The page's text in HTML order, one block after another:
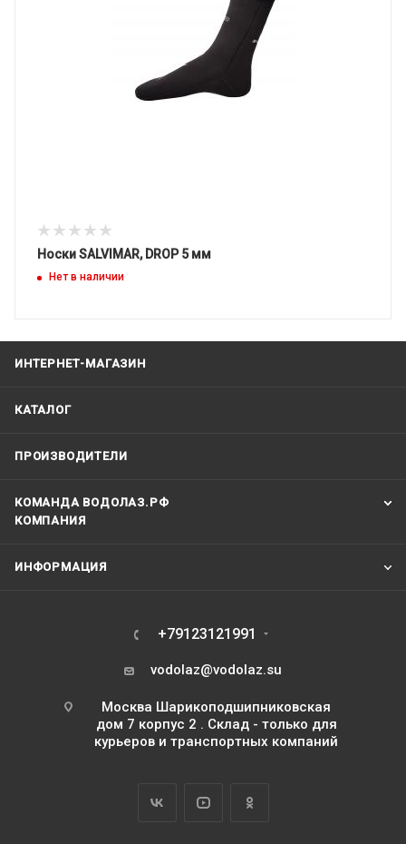
Носки SALVIMAR, DROP 5 мм
Нет в наличии
ИНТЕРНЕТ-МАГАЗИН
КАТАЛОГ
ПРОИЗВОДИТЕЛИ
КОМАНДА ВОДОЛАЗ.РФ
КОМПАНИЯ
ИНФОРМАЦИЯ
+79123121991
vodolaz@vodolaz.su
Москва Шарикоподшипниковская
дом 7 корпус 2 . Склад - только для
курьеров и транспортных компаний